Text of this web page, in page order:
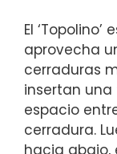
El
aprovecha
cerraduras
insertan
espacio
‌cerradura.